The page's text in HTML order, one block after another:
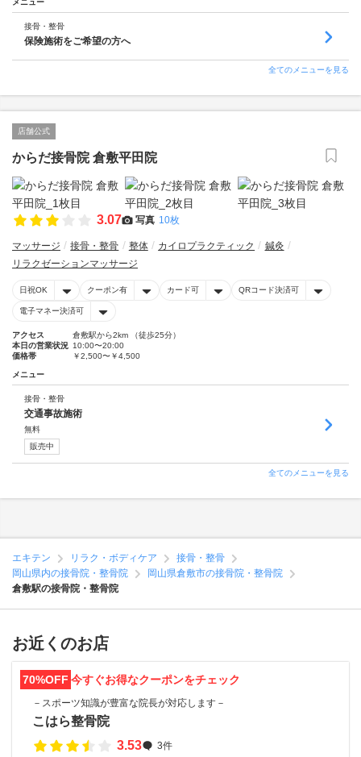
メニュー
接骨・整骨
保険施術をご希望の方へ
全てのメニューを見る
店舗公式
からだ接骨院 倉敷平田院
3.07 写真 10枚
マッサージ 接骨・整骨 整体 カイロプラクティック
鍼灸
リラクゼーションマッサージ
日祝OK クーポン有 カード可 QRコード決済可
電子マネー決済可
アクセス
倉敷駅から2km （徒歩25分）
本日の営業状況 10:00〜20:00
価格帯
￥2,500〜￥4,500
メニュー
接骨・整骨
交通事故施術
無料
販売中
全てのメニューを見る
エキテン リラク・ボディケア
接骨・整骨
岡山県内の接骨院・整骨院
岡山県倉敷市の接骨院・整骨院
倉敷駅の接骨院・整骨院
お近くのお店
70%OFF 今すぐお得なクーポンをチェック
－スポーツ知識が豊富な院長が対応します－
こはら整骨院
3.53
3件